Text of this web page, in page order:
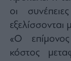
Notice.
can
opt
out
at
any
time.
οι
«Ο
κόστος